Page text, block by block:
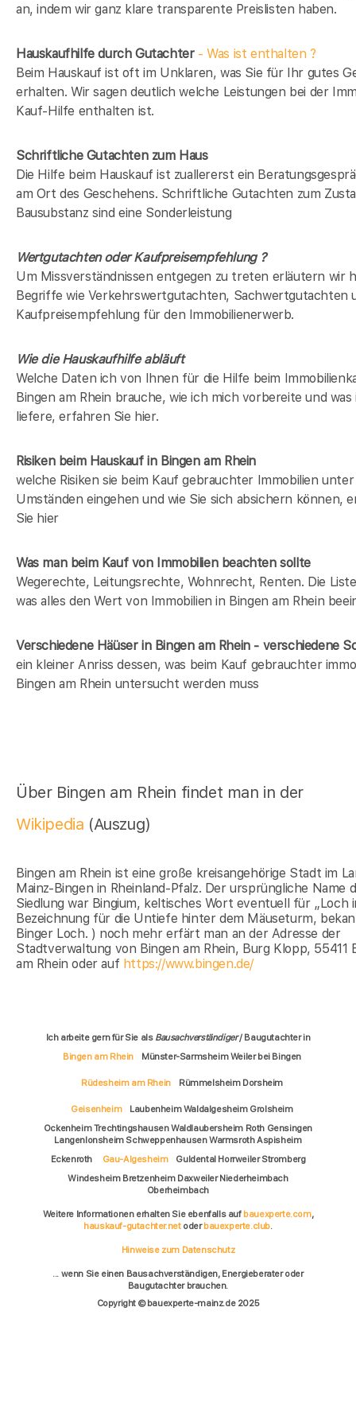
an, indem wir ganz klare transparente Preislisten haben.
Hauskaufhilfe durch Gutachter- Was ist enthalten ?
Beim Hauskauf ist oft im Unklaren, was Sie für Ihr gutes
erhalten. Wir sagen deutlich welche Leistungen bei der
Kauf-Hilfe enthalten ist.
Schriftliche Gutachten zum Haus
Die Hilfe beim Hauskauf ist zuallererst ein
am Ort des Geschehens. Schriftliche Gutachten zum
Bausubstanz sind eine Sonderleistung
Wertgutachten oder Kaufpreisempfehlung ?
Um Missverständnissen entgegen zu treten erläutern wir
Begriffe wie Verkehrswertgutachten, Sachwertgutachten
Kaufpreisempfehlung für den Immobilienerwerb.
Wie die Hauskaufhilfe abläuft
Welche Daten ich von Ihnen für die Hilfe beim
Bingen am Rhein brauche, wie ich mich vorbereite und
liefere, erfahren Sie hier.
Risiken beim Hauskaufin Bingen am Rhein
welche Risiken sie beim Kauf gebrauchter Immobilien unter
Umständen eingehen und wie Sie sich absichern können,
Sie hier
Was man beim Kauf von Immobilien beachten sollte
Wegerechte, Leitungsrechte, Wohnrecht, Renten. Die
was alles den Wert von Immobilien in Bingen am Rhein
Verschiedene Häüser in Bingen am Rhein - verschiedene
ein kleiner Anriss dessen, was beim Kauf gebrauchter
Bingen am Rhein untersucht werden muss
Über Bingen am Rhein findet man in der
Wikipedia (Auszug)
Bingen am Rhein ist eine große kreisangehörige Stadt im
Mainz-Bingen in Rheinland-Pfalz. Der ursprüngliche Name
Siedlung war Bingium, keltisches Wort eventuell für „Loch
Bezeichnung für die Untiefe hinter dem Mäuseturm,
Binger Loch. ) noch mehr erfärt man an der Adresse der
Stadtverwaltung von Bingen am Rhein, Burg Klopp, 55411
am Rhein oder auf https://www.bingen.de/
Ich arbeite gern für Sie als Bausachverständiger/ Baugutachter in
Bingen am Rhein
Münster-Sarmsheim Weiler bei Bingen
Rüdesheim am Rhein Rümmelsheim Dorsheim
Geisenheim
Laubenheim Waldalgesheim Grolsheim
Ockenheim Trechtingshausen Waldlaubersheim Roth Gensingen
Langenlonsheim Schweppenhausen Warmsroth Aspisheim
Eckenroth
Gau-Algesheim
Guldental Horrweiler Stromberg
Windesheim Bretzenheim Daxweiler Niederheimbach
Oberheimbach
Weitere Informationen erhalten Sie ebenfalls auf bauexperte.com,
hauskauf-gutachter.netoderbauexperte.club.
Hinweise zum Datenschutz
... wenn Sie einen Bausachverständigen, Energieberater oder
Baugutachter brauchen.
Copyright © bauexperte-mainz.de 2025